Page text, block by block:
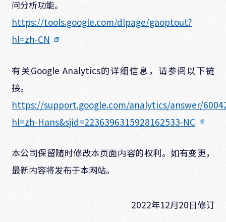
问分析功能。
https://tools.google.com/dlpage/gaoptout?
hl=zh-CN
有关Google Analytics的详细信息，请参阅以下链
接。
https://support.google.com/analytics/answer/
hl=zh-Hans&sjid=2236396315928162533-NC
本公司保留随时修改本页面内容的权利。如有变更，
最新内容将发布于本网站。
2022年12月20日修订